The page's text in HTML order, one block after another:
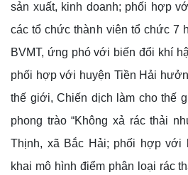
sản xuất, kinh doanh; phối hợp
các tổ chức thành viên tổ chức 7
BVMT, ứng phó với biến đổi khí
phối hợp với huyện Tiền Hải
thế giới, Chiến dịch làm cho thế
phong trào “Không xả rác thải
Thịnh, xã Bắc Hải; phối hợp với
khai mô hình điểm phân loại rác